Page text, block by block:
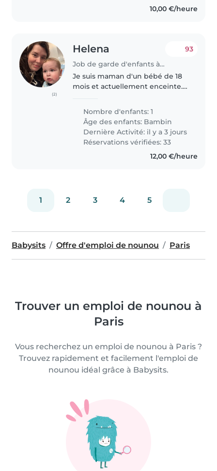
10,00 €/heure
(2)
Helena
Job de garde d'enfants à Paris
93
Je suis maman d'un bébé de 18
mois et actuellement enceinte.
douce et bienveillante pour
m'aider à s'occuper de mon
enfant à notre domicile, en ma
présence,..
Nombre d'enfants: 1
Âge des enfants: Bambin
Dernière Activité: il y a 3 jours
Réservations vérifiées: 33
12,00 €/heure
1 2 3 4 5
Babysits Offre d'emploi de nounou Paris
Trouver un emploi de nounou à
Paris
Vous recherchez un emploi de nounou à Paris ?
Trouvez rapidement et facilement l'emploi de
nounou idéal grâce à Babysits.